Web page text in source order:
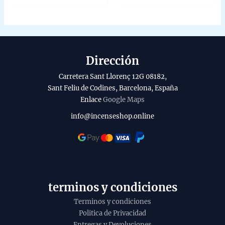
options
may
chosen
on
the
product
Dirección
Carretera Sant Llorenç 12G 08182,
Sant Feliu de Codines, Barcelona, España
EnlaceGoogle Maps
info@incenseshop.online
terminos y condiciones
Terminos y condiciones
Politica de Privacidad